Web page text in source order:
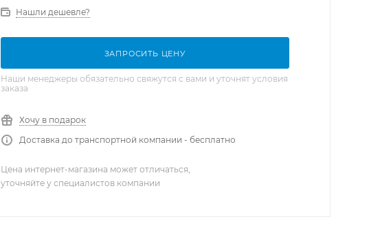
Нашли дешевле?
ЗАПРОСИТЬ ЦЕНУ
Наши менеджеры обязательно свяжутся с вами и уточнят условия
заказа
Хочу в подарок
Доставка до транспортной компании - бесплатно
Цена интернет-магазина может отличаться,
уточняйте у специалистов компании